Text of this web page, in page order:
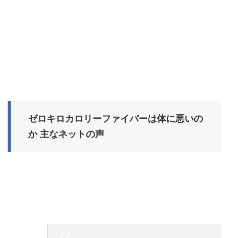
ゼロキロカロリーファイバーは体に悪いの
か 主なネットの声